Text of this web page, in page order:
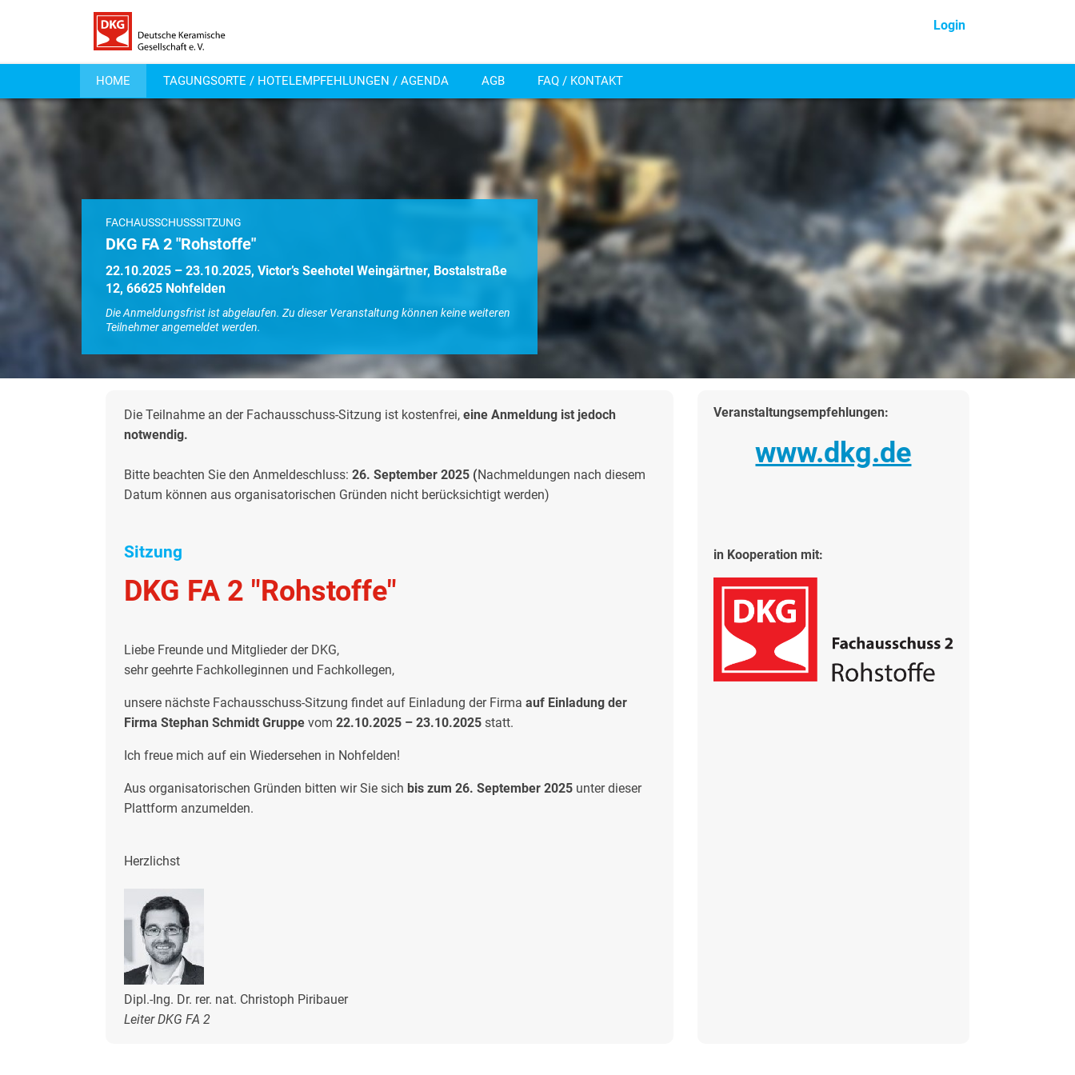
Login
HOME TAGUNGSORTE / HOTELEMPFEHLUNGEN / AGENDA AGB FAQ / KONTAKT
FACHAUSSCHUSSSITZUNG
DKG FA 2 "Rohstoffe"
22.10.2025 – 23.10.2025, Victor’s Seehotel Weingärtner, Bostalstraße
12, 66625 Nohfelden
Die Anmeldungsfrist ist abgelaufen. Zu dieser Veranstaltung können keine weiteren
Teilnehmer angemeldet werden.
Die Teilnahme an der Fachausschuss-Sitzung ist kostenfrei, eine Anmeldung ist jedoch
notwendig.
Bitte beachten Sie den Anmeldeschluss: 26. September 2025 (Nachmeldungen nach diesem
Datum können aus organisatorischen Gründen nicht berücksichtigt werden)
Sitzung
DKG FA 2 "Rohstoffe"
Liebe Freunde und Mitglieder der DKG,
sehr geehrte Fachkolleginnen und Fachkollegen,
unsere nächste Fachausschuss-Sitzung findet auf Einladung der Firma auf Einladung der
Firma Stephan Schmidt Gruppe vom 22.10.2025 – 23.10.2025 statt.
Ich freue mich auf ein Wiedersehen in Nohfelden!
Aus organisatorischen Gründen bitten wir Sie sich bis zum 26. September 2025 unter dieser
Plattform anzumelden.
Herzlichst
Dipl.-Ing. Dr. rer. nat. Christoph Piribauer
Leiter DKG FA 2
Veranstaltungsempfehlungen:
www.dkg.de
in Kooperation mit: